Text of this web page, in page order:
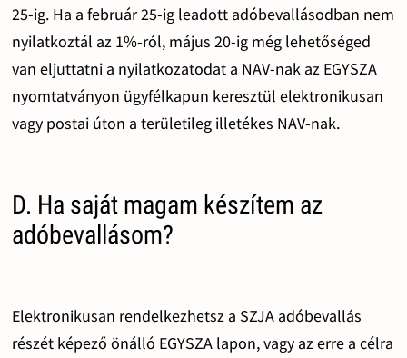
25-ig. Ha a február 25-ig leadott adóbevallásodban nem
nyilatkoztál az 1%-ról, május 20-ig még lehetőséged
van eljuttatni a nyilatkozatodat a NAV-nak az EGYSZA
nyomtatványon ügyfélkapun keresztül elektronikusan
vagy postai úton a területileg illetékes NAV-nak.
D. Ha saját magam készítem az
adóbevallásom?
Elektronikusan rendelkezhetsz a SZJA adóbevallás
részét képező önálló EGYSZA lapon, vagy az erre a célra